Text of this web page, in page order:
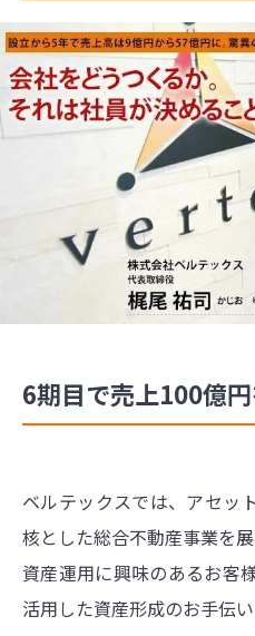
6期目で売上100億
ベルテックスでは、アセッ
核とした総合不動産事業を展
資産運用に興味のあるお客
活用した資産形成のお手伝